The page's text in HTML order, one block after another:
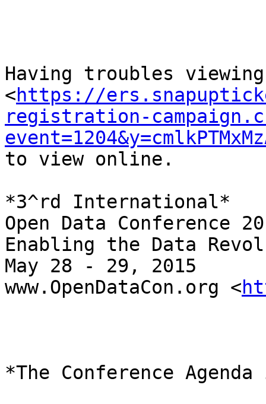
Having troubles
<https://
registration-
to view online.
*3^rd International*
Open Data Conference
Enabling the Data
May 28 - 29, 2015
www.OpenDataCon.org <
*The Conference